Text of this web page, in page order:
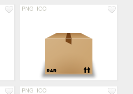
PNG ICO
PNG ICO